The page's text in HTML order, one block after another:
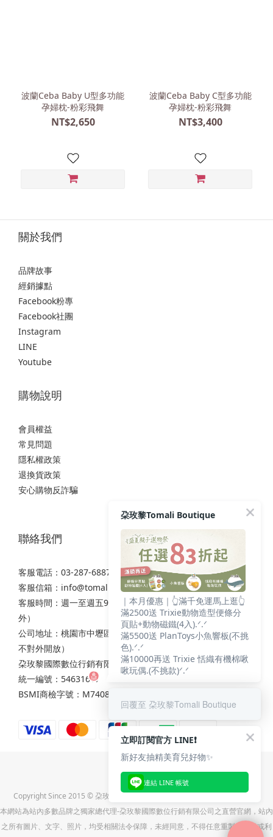
波蘭Ceba Baby U型多功能
孕婦枕-粉彩飛舞
NT$2,650
波蘭Ceba Baby C型多功能
孕婦枕-粉彩飛舞
NT$3,400
關於我們
品牌故事
經銷據點
Facebook粉專
Facebook社團
Instagram
LINE
Youtube
購物說明
會員權益
常見問題
隱私權政策
退換貨政策
安心購物反詐騙
聯絡我們
客服電話：03-287-6887
客服信箱： info@tomali.com.tw
客服時間：週一至週五9:00-12:00 / 13:00-17:00（國定假日除
外）
公司地址：桃園市中壢區西園路111之2號7樓（非實體店面，
不對外開放）
朶玫黎國際數位行銷有限公司
統一編號：54631617
BSMI商檢字號：M74086
Copyright Since 2015 © 朶玫黎國際數位行銷有限公司(統一編號:54631617)
本網站為站內多數品牌之獨家總代理-朶玫黎國際數位行銷有限公司之直營官網，站內
之所有圖片、文字、照片，均受相關法令保障，未經同意，不得任意重製、轉載或利
朶玫黎Tomali Boutique
｜本月優惠｜👆滿千免運馬上逛👆
滿2500送 Trixie動物造型便條分
頁貼+動物磁鐵(4入).ᐟ.ᐟ
滿5500送 PlanToys小魚響板(不挑
色).ᐟ.ᐟ
滿10000再送 Trixie 恬織有機棉啾
啾玩偶.(不挑款)ᐟ.ᐟ
回覆至 朶玫黎Tomali Boutique
立即訂閱官方 LINE❗
新好友抽精美育兒好物✨
連結 LINE 帳號